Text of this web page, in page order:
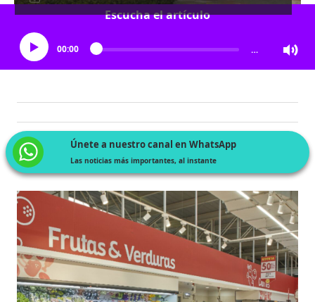
Escucha el artículo
00:00 …
Únete a nuestro canal en WhatsApp
Las noticias más importantes, al instante